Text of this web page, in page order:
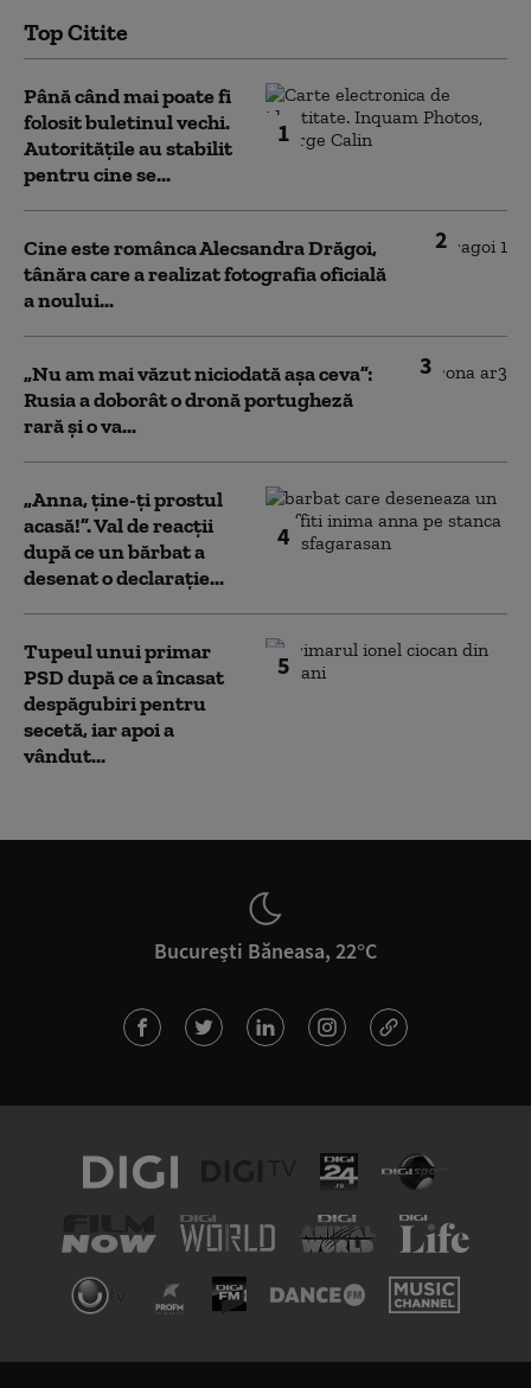
Top Citite
1
Până când mai poate fi
folosit buletinul vechi.
Autoritățile au stabilit
pentru cine se...
2
Cine este românca Alecsandra Drăgoi,
tânăra care a realizat fotografia oficială
a noului...
3
„Nu am mai văzut niciodată așa ceva”:
Rusia a doborât o dronă portugheză
rară și o va...
4
„Anna, ţine-ţi prostul
acasă!”. Val de reacții
după ce un bărbat a
desenat o declarație...
5
Tupeul unui primar
PSD după ce a încasat
despăgubiri pentru
secetă, iar apoi a
vândut...
București Băneasa, 22°C